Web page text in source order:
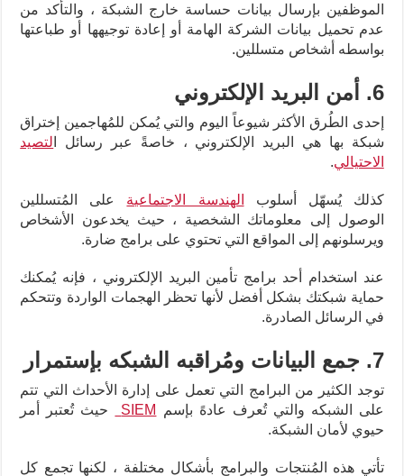
الموظفين بإرسال بيانات حساسة خارج الشبكة ، والتأكد من
عدم تحميل بيانات الشركة الهامة أو إعادة توجيهها أو طباعتها
بواسطه أشخاص متسللين.
6. أمن البريد الإلكتروني
إحدى الطُرق الأكثر شيوعاً اليوم والتي يُمكن للمُهاجمين إختراق
شبكة بها هي البريد الإلكتروني ، خاصةً عبر رسائل ا
لتصيد
الاحتيالي.
كذلك يُسهّل أسلوب الهندسة الاجتماعيةعلى المُتسللين
الوصول إلى معلوماتك الشخصية ، حيث يخدعون الأشخاص
ويرسلونهم إلى المواقع التي تحتوي على برامج ضارة.
عند استخدام أحد برامج تأمين البريد الإلكتروني ، فإنه يُمكنك
حماية شبكتك بشكل أفضل لأنها تحظر الهجمات الواردة وتتحكم
في الرسائل الصادرة.
7. جمع البيانات ومُراقبه الشبكه بإستمرار
توجد الكثير من البرامج التي تعمل على إدارة الأحداث التي تتم
على الشبكه والتي تُعرف عادهً بإسم
SIEM
حيث تُعتبر أمر
حيوي لأمان الشبكة.
تأتي هذه المُنتجات والبرامج بأشكال مختلفة ، لكنها تجمع كل